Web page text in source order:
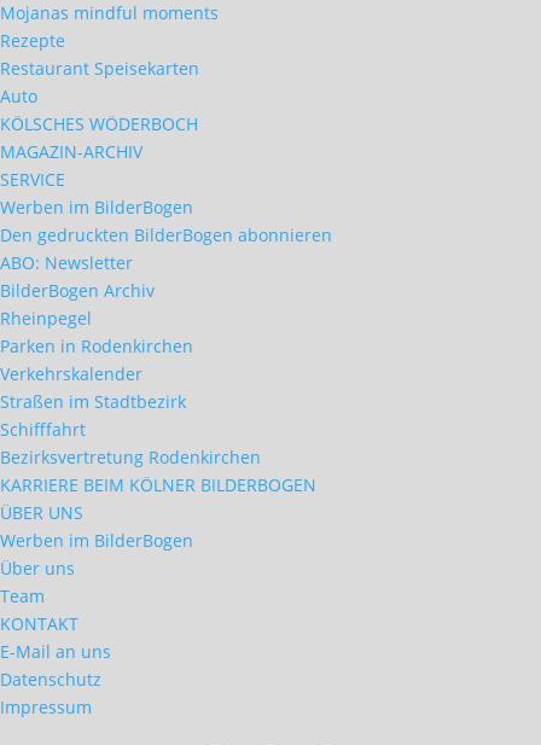
Mojanas mindful moments
Rezepte
Restaurant Speisekarten
Auto
KÖLSCHES WÖDERBOCH
MAGAZIN-ARCHIV
SERVICE
Werben im BilderBogen
Den gedruckten BilderBogen abonnieren
ABO: Newsletter
BilderBogen Archiv
Rheinpegel
Parken in Rodenkirchen
Verkehrskalender
Straßen im Stadtbezirk
Schifffahrt
Bezirksvertretung Rodenkirchen
KARRIERE BEIM KÖLNER BILDERBOGEN
ÜBER UNS
Werben im BilderBogen
Über uns
Team
KONTAKT
E-Mail an uns
Datenschutz
Impressum